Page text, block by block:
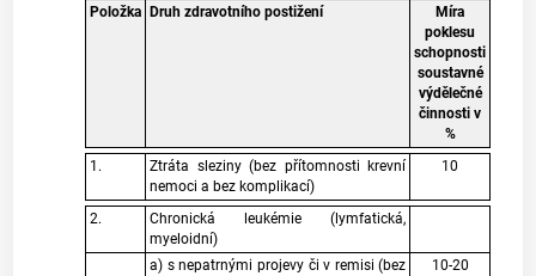
Položka Druh zdravotního postižení
Míra
poklesu
schopnosti
soustavné
výdělečné
činnosti v
%
1.
Ztráta sleziny (bez přítomnosti krevní
nemoci a bez komplikací)
10
2.
Chronická leukémie (lymfatická,
myeloidní)
a) s nepatrnými projevy či v remisi (bez
10-20